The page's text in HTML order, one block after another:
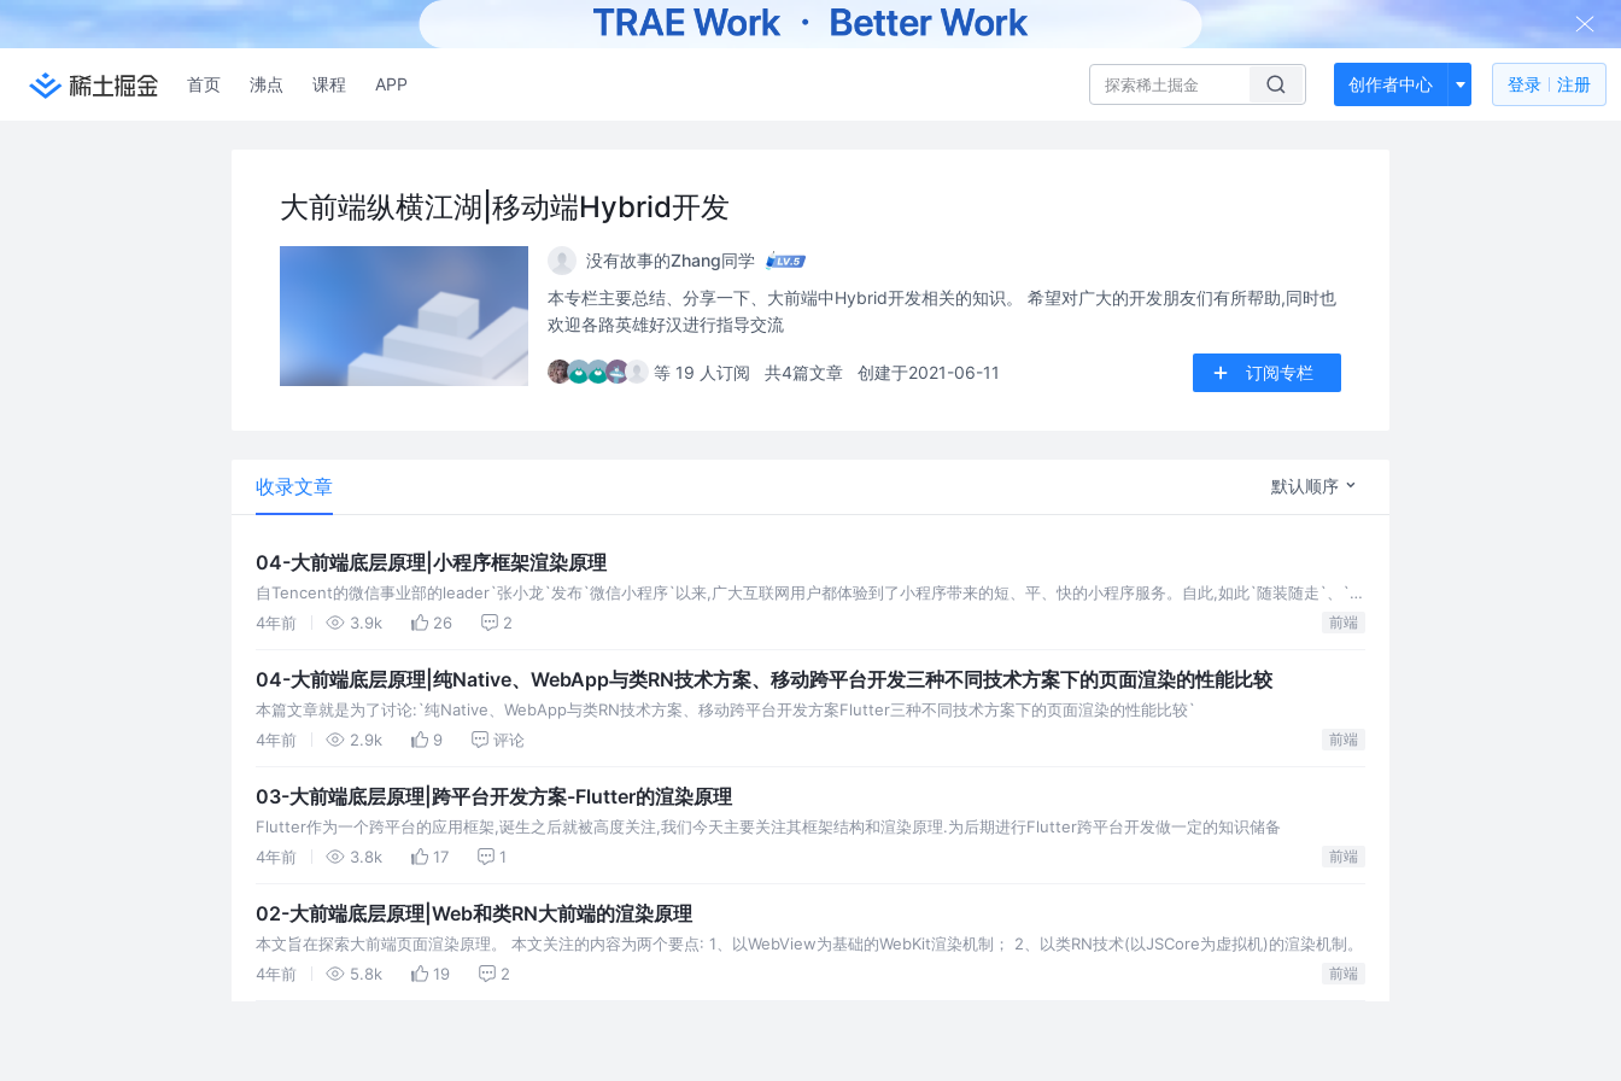
首页 沸点 课程 APP 创作者中心 登录 注册
大前端纵横江湖|移动端Hybrid开发
没有故事的Zhang同学
本专栏主要总结、分享一下、大前端中Hybrid开发相关的知识。 希望对广大的开发朋友们有所帮助,同时也
欢迎各路英雄好汉进行指导交流
等 19 人订阅 共4篇文章 创建于2021-06-11 订阅专栏
收录文章 默认顺序
04-大前端底层原理|小程序框架渲染原理
自Tencent的微信事业部的leader`张小龙`发布`微信小程序`以来,广大互联网用户都体验到了小程序带来的短、平、快的小程序服务。自此,如此`随装随走`、`用
完则放`的轻应用模式在国内互联网盛行
4年前 3.9k 26 2 前端
04-大前端底层原理|纯Native、WebApp与类RN技术方案、移动跨平台开发三种不同技术方案下的页面渲染的性能比较
本篇文章就是为了讨论:`纯Native、WebApp与类RN技术方案、移动跨平台开发方案Flutter三种不同技术方案下的页面渲染的性能比较`
4年前
2.9k 9 评论 前端
03-大前端底层原理|跨平台开发方案-Flutter的渲染原理
Flutter作为一个跨平台的应用框架,诞生之后就被高度关注,我们今天主要关注其框架结构和渲染原理.为后期进行Flutter跨平台开发做一定的知识储备
4年前
3.8k 17 1 前端
02-大前端底层原理|Web和类RN大前端的渲染原理
本文旨在探索大前端页面渲染原理。 本文关注的内容为两个要点: 1、以WebView为基础的WebKit渲染机制； 2、以类RN技术(以JSCore为虚拟机)的渲染机制。
4年前
5.8k 19 2 前端